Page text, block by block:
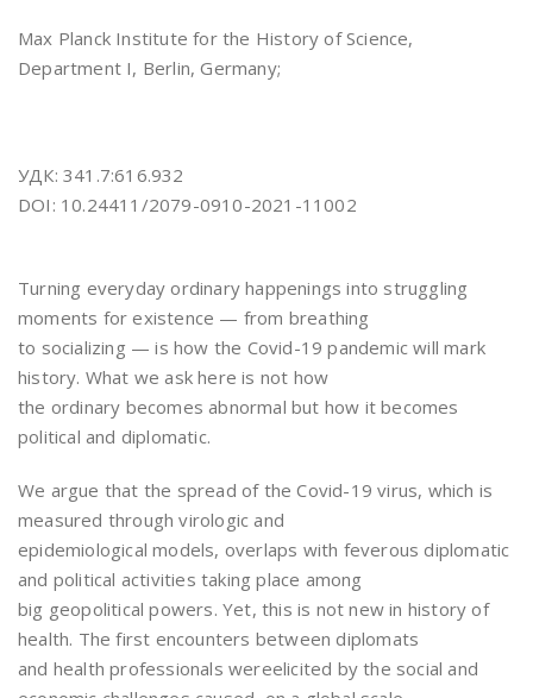
Max Planck Institute for the History of Science,
Department I, Berlin, Germany;
УДК: 341.7:616.932
DOI: 10.24411/2079-0910-2021-11002
Turning everyday ordinary happenings into struggling
moments for existence — from breathing
to socializing — is how the Covid-19 pandemic will mark
history. What we ask here is not how
the ordinary becomes abnormal but how it becomes
political and diplomatic.
We argue that the spread of the Covid-19 virus, which is
measured through virologic and
epidemiological models, overlaps with feverous diplomatic
and political activities taking place among
big geopolitical powers. Yet, this is not new in history of
health. The first encounters between diplomats
and health professionals wereelicited by the social and